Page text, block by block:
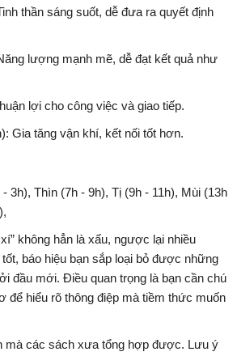
thần sáng suốt, dễ đưa ra quyết định
lượng mạnh mẽ, dễ đạt kết quả như
lợi cho công việc và giao tiếp.
Gia tăng vận khí, kết nối tốt hơn.
3h), Thìn (7h - 9h), Tị (9h - 11h), Mùi (13h
không hẳn là xấu, ngược lại nhiều
báo hiệu bạn sắp loại bỏ được những
đầu mới. Điều quan trọng là bạn cần chú
để hiểu rõ thông điệp mà tiềm thức muốn
mà các sách xưa tổng hợp được. Lưu ý